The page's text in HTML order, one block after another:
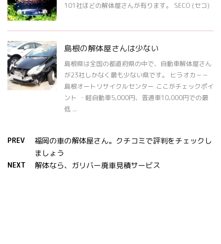
101社ほどの解体屋さんが有ります。 SECO (セコ)
島根の解体屋さんは少ない
島根県は全国の都道府県の中で、自動車解体屋さん
が23社しかなく最も少ない県です。 ヒラオカ－－
島根オートリサイクルセンター ここがチェックポイ
ント ・軽自動車5,000円、普通車10,000円での最
低 ...
PREV
福岡の車の解体屋さん。クチコミで評判をチェックし
ましょう
NEXT 解体なら、ガリバー廃車見積サービス